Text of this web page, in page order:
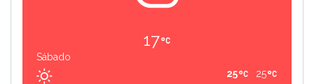
17
Sábado
25
25